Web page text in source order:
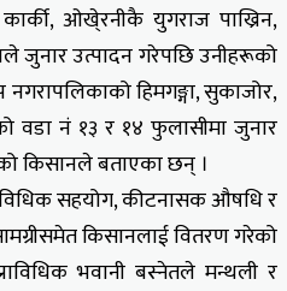
ओखे्रनीकै युगराज पाख्रिन,
जुनार उत्पादन गरेपछि उनीहरूको
हिमगङ्गा, सुकाजोर,
वडा नं १३ र १४ फुलासीमा जुनार
किसानले बताएका छन् ।
सहयोग, कीटनासक औषधि र
किसानलाई वितरण गरेको
भवानी बस्नेतले मन्थली र